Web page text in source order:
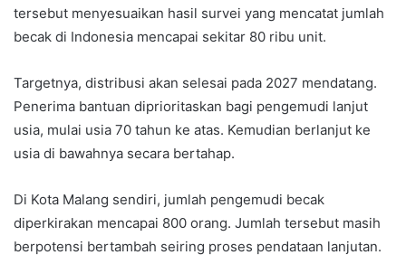
tersebut menyesuaikan hasil survei yang mencatat jumlah
becak di Indonesia mencapai sekitar 80 ribu unit.
Targetnya, distribusi akan selesai pada 2027 mendatang.
Penerima bantuan diprioritaskan bagi pengemudi lanjut
usia, mulai usia 70 tahun ke atas. Kemudian berlanjut ke
usia di bawahnya secara bertahap.
Di Kota Malang sendiri, jumlah pengemudi becak
diperkirakan mencapai 800 orang. Jumlah tersebut masih
berpotensi bertambah seiring proses pendataan lanjutan.